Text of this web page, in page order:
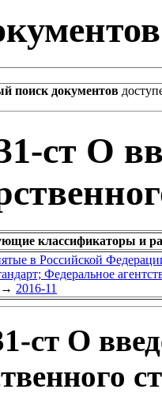
поиск документов
ст О
классификаторы и
в Российской
Федеральное
→ 2016-11
ст О